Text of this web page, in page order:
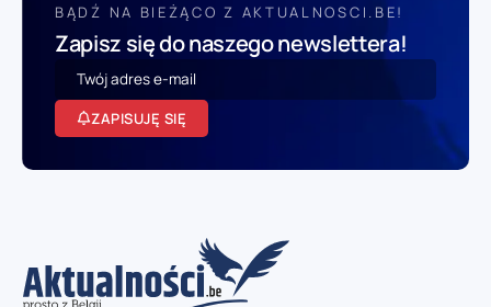
BĄDŹ NA BIEŻĄCO Z AKTUALNOSCI.BE!
Zapisz się do naszego newslettera!
ZAPISUJĘ SIĘ